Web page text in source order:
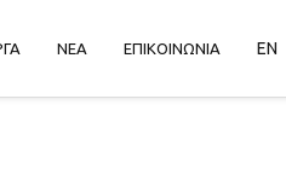
ΝΕΑ ΕΠΙΚΟΙΝΩΝΙΑ EN